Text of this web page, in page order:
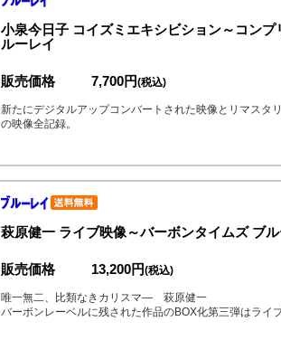
小泉今日子 コイズミエキシビション～コン
ルーレイ
販売価格 7,700円(税込)
新たにデジタルアップコンバートされた映像とリマスタ
の映像全記録。
萩原健一 ライブ映像～バーボンタイムズ ブ
販売価格 13,200円(税込)
唯一無二、比類なきカリスマ― 萩原健一
バーボンレーベルに残された作品のBOX化第三弾はライ